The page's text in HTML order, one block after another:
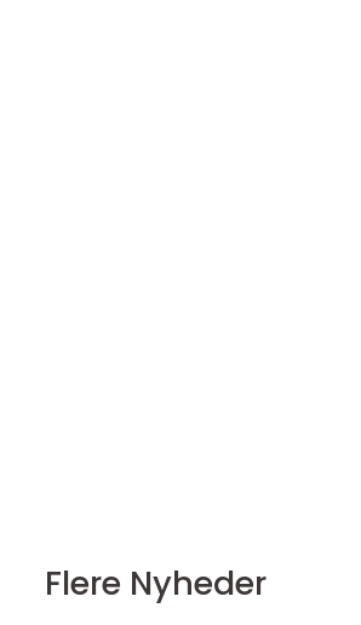
Flere Nyheder